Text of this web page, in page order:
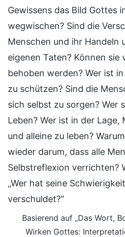
Gewissens das Bild Gottes
wegwischen? Sind die
Menschen und ihr Handeln
eigenen Taten? Können sie
behoben werden? Wer ist
zu schützen? Sind die
sich selbst zu sorgen? Wer
Leben? Wer ist in der Lage,
und alleine zu leben?
wieder darum, dass alle
Selbstreflexion verrichten?
„Wer hat seine
verschuldet?“
Basierend auf „Das Wort,
Wirken Gottes: